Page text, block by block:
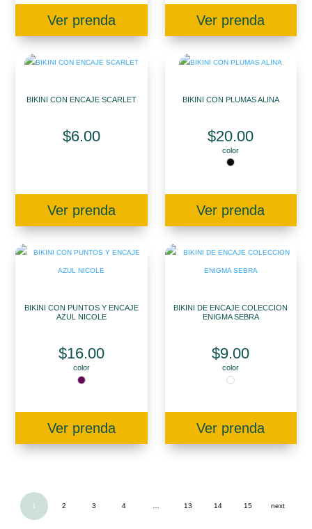
Ver prenda Ver prenda
BIKINI CON ENCAJE SCARLET
$6.00
Ver prenda
BIKINI CON PLUMAS ALINA
$20.00
color
Ver prenda
BIKINI CON PUNTOS Y ENCAJE
AZUL NICOLE
$16.00
color
Ver prenda
BIKINI DE ENCAJE COLECCION
ENIGMA SEBRA
$9.00
color
Ver prenda
1 2 3 4 13 14 15 next